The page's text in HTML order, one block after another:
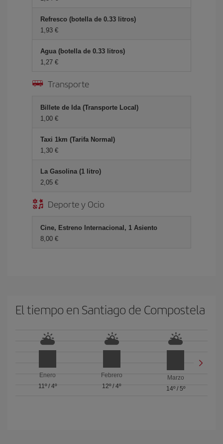
Refresco (botella de 0.33 litros)
1,93 €
Agua (botella de 0.33 litros)
1,27 €
Transporte
Billete de Ida (Transporte Local)
1,00 €
Taxi 1km (Tarifa Normal)
1,30 €
La Gasolina (1 litro)
2,05 €
Deporte y Ocio
Cine, Estreno Internacional, 1 Asiento
8,00 €
El tiempo en Santiago de Compostela
Enero
11º/ 4º
Febrero
12º/ 4º
Marzo
14º/ 5º